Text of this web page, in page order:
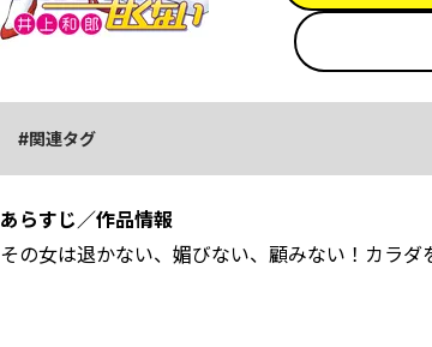
関連タグ
あらすじ／作品情報
その女は退かない、媚びない、顧みない！カラ